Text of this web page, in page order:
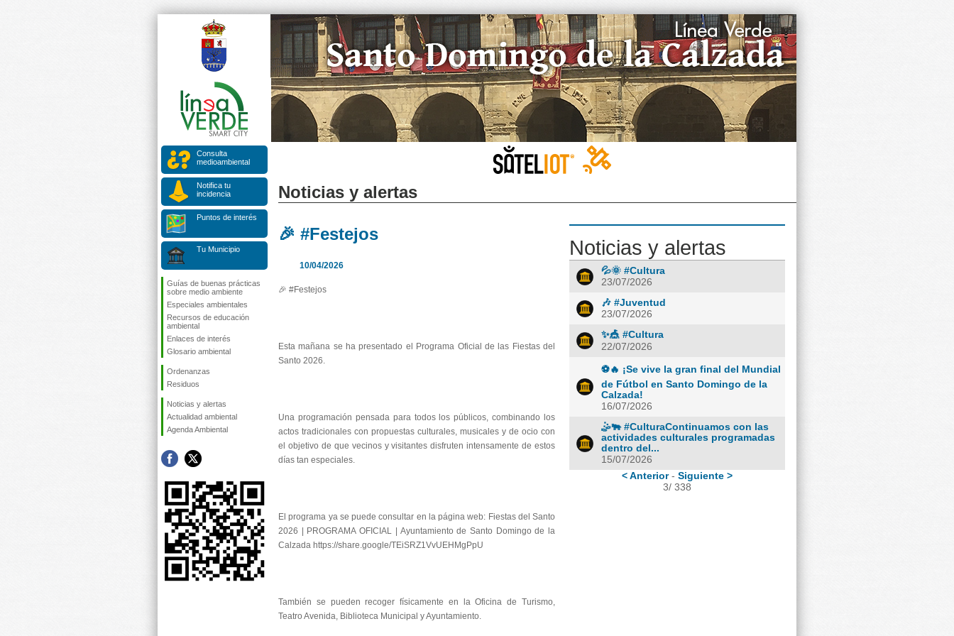
Consulta
medioambiental
Notifica tu
incidencia
Puntos de interés
Tu Municipio
Guías de buenas prácticas
sobre medio ambiente
Especiales ambientales
Recursos de educación
ambiental
Enlaces de interés
Glosario ambiental
Ordenanzas
Residuos
Noticias y alertas
Actualidad ambiental
Agenda Ambiental
Noticias y alertas
🎉 #Festejos
10/04/2026
🎉 #Festejos
Esta mañana se ha presentado el Programa Oficial de las Fiestas del
Santo 2026.
Una programación pensada para todos los públicos, combinando los
actos tradicionales con propuestas culturales, musicales y de ocio con
el objetivo de que vecinos y visitantes disfruten intensamente de estos
días tan especiales.
El programa ya se puede consultar en la página web: Fiestas del Santo
2026 | PROGRAMA OFICIAL | Ayuntamiento de Santo Domingo de la
Calzada https://share.google/TEiSRZ1VvUEHMgPpU
También se pueden recoger físicamente en la Oficina de Turismo,
Teatro Avenida, Biblioteca Municipal y Ayuntamiento.
Noticias y alertas
💦🌞 #Cultura
23/07/2026
🎶 #Juventud
23/07/2026
✨🎪 #Cultura
22/07/2026
⚽🔥 ¡Se vive la gran final del Mundial
de Fútbol en Santo Domingo de la
Calzada!
16/07/2026
🤹🐃 #CulturaContinuamos con las
actividades culturales programadas
dentro del...
15/07/2026
< Anterior- Siguiente >
3/ 338